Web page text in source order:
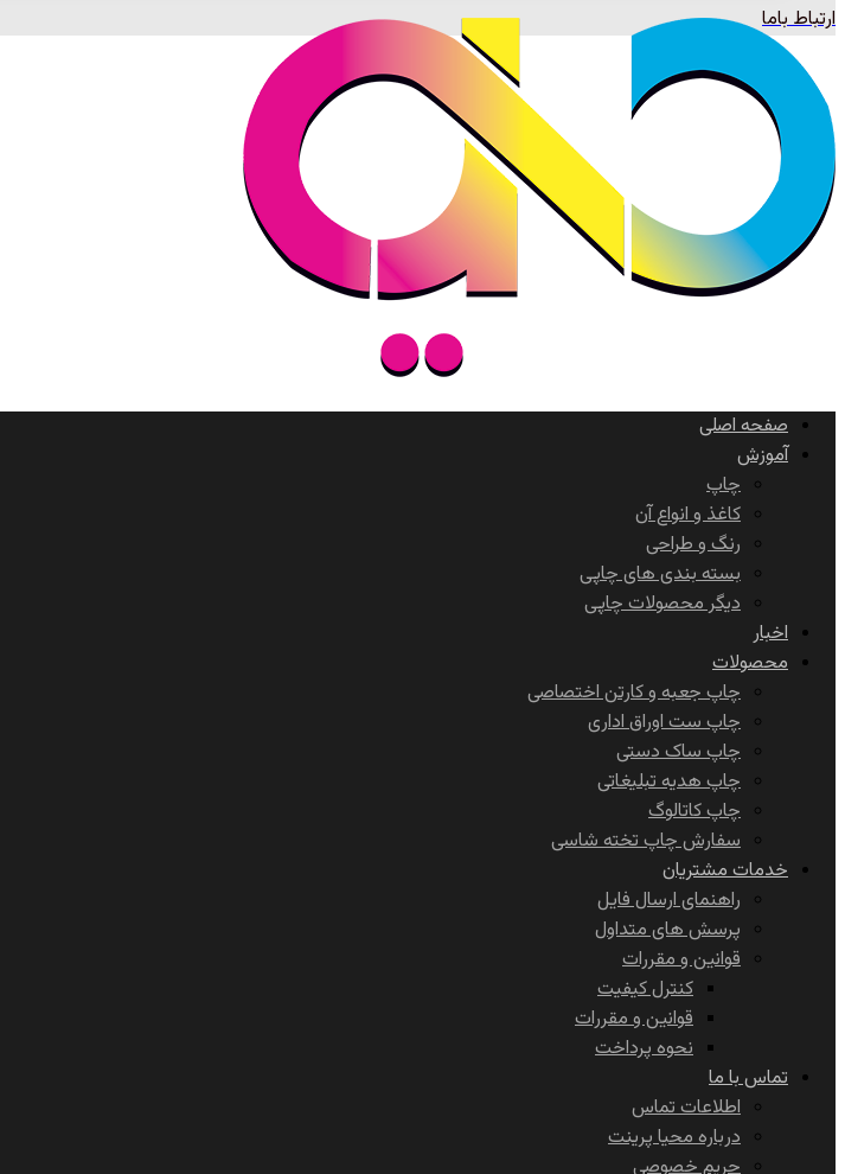
ارتباط باما
صفحه اصلی
آموزش
چاپ
کاغذ و انواع آن
رنگ و طراحی
بسته بندی های چاپی
دیگر محصولات چاپی
اخبار
محصولات
چاپ جعبه و کارتن اختصاصی
چاپ ست اوراق اداری
چاپ ساک دستی
چاپ هدیه تبلیغاتی
چاپ کاتالوگ
سفارش چاپ تخته شاسی
خدمات مشتریان
راهنمای ارسال فایل
پرسش های متداول
قوانین و مقررات
کنترل کیفیت
قوانین و مقررات
نحوه پرداخت
تماس با ما
اطلاعات تماس
درباره محیا پرینت
حریم خصوصی